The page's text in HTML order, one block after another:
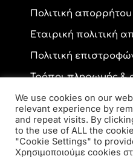
Πολιτική απορρήτου
Εταιρική πολιτική
Πολιτική
Τρόποι πληρωμής &
Επικοινωνία
We use cookies on our
relevant experience by
and repeat visits. By
to the use of ALL the
"Cookie Settings" to
Χρησιμοποιούμε cookies